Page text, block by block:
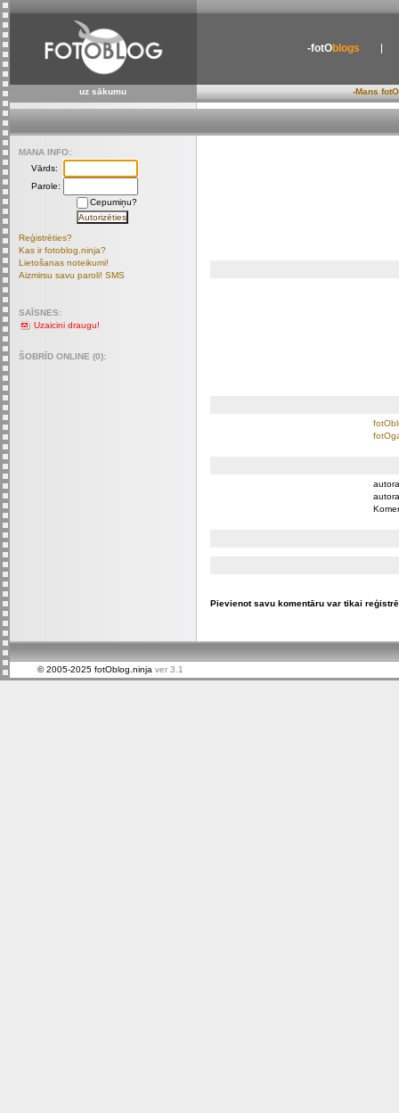
-fotOblogs
uz sākumu -Mans
Pievienot savu komentāru var tikai
MANA INFO:
Vārds:
Parole:
Cepumiņu?
Reģistrēties?
Kas ir fotoblog.ninja?
Lietošanas noteikumi!
Aizmirsu savu paroli! SMS
SAĪSNES:
Uzaicini draugu!
ŠOBRĪD ONLINE (0):
© 2005-2025 fotOblog.ninja ver 3.1